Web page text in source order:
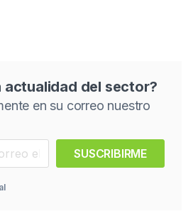
actualidad del sector?
en su correo nuestro
SUSCRIBIRME